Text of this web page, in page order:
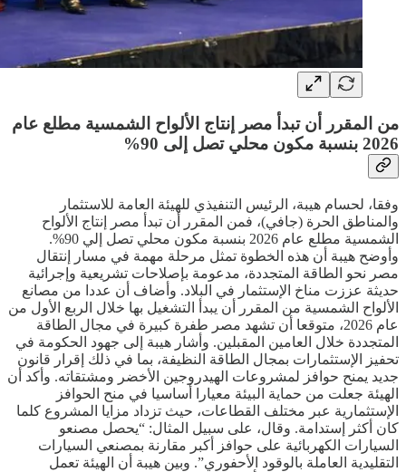
من المقرر أن تبدأ مصر إنتاج الألواح الشمسية مطلع عام
2026 بنسبة مكون محلي تصل إلى 90%
وفقا، لحسام هيبة، الرئيس التنفيذي للهيئة العامة للاستثمار
والمناطق الحرة (جافي)، فمن المقرر أن تبدأ مصر إنتاج الألواح
الشمسية مطلع عام 2026 بنسبة مكون محلي تصل إلي 90%.
وأوضح هيبة أن هذه الخطوة تمثل مرحلة مهمة في مسار إنتقال
مصر نحو الطاقة المتجددة، مدعومة بإصلاحات تشريعية وإجرائية
حديثة عززت مناخ الإستثمار في البلاد. وأضاف أن عددا من مصانع
الألواح الشمسية من المقرر أن يبدأ التشغيل بها خلال الربع الأول من
عام 2026، متوقعا أن تشهد مصر طفرة كبيرة في مجال الطاقة
المتجددة خلال العامين المقبلين. وأشار هيبة إلى جهود الحكومة في
تحفيز الإستثمارات بمجال الطاقة النظيفة، بما في ذلك إقرار قانون
جديد يمنح حوافز لمشروعات الهيدروجين الأخضر ومشتقاته. وأكد أن
الهيئة جعلت من حماية البيئة معيارا أساسيا في منح الحوافز
الإستثمارية عبر مختلف القطاعات، حيث تزداد مزايا المشروع كلما
كان أكثر إستدامة. وقال، على سبيل المثال: “يحصل مصنعو
السيارات الكهربائية على حوافز أكبر مقارنة بمصنعي السيارات
التقليدية العاملة بالوقود الأحفوري”. وبين هيبة أن الهيئة تعمل